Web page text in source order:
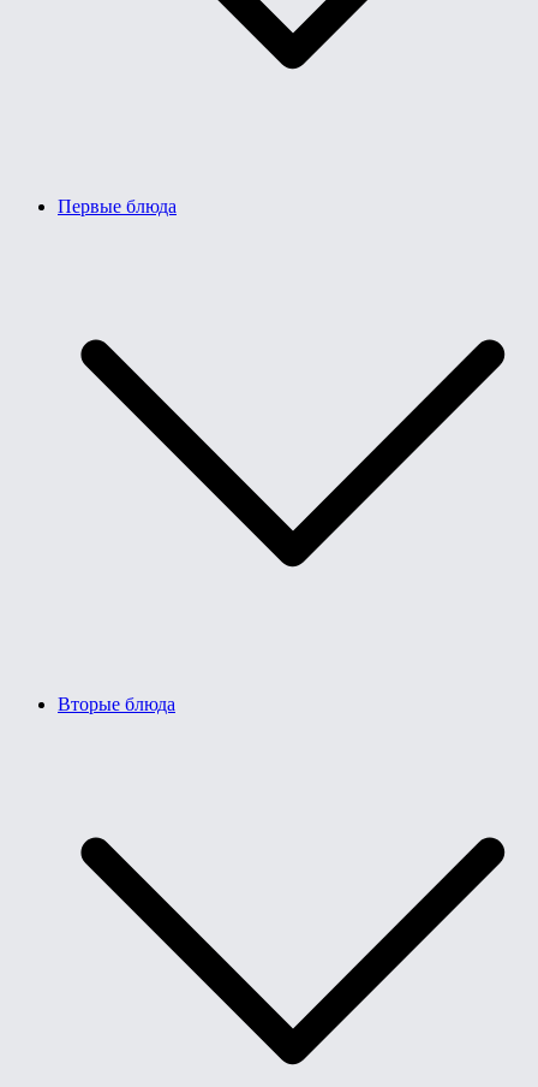
Первые блюда
Вторые блюда